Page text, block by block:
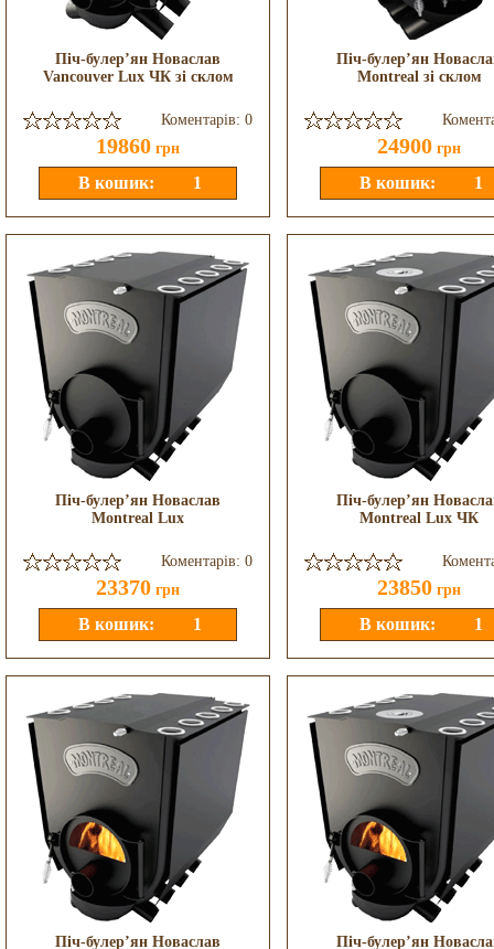
Піч-булер’ян Новаслав
Vancouver Lux ЧК зі склом
Коментарів: 0
19860 грн
Піч-булер’ян
Montreal зі склом
24900 грн
Піч-булер’ян Новаслав
Montreal Lux
Коментарів: 0
23370 грн
Піч-булер’ян
Montreal Lux ЧК
23850 грн
Піч-булер’ян Новаслав
Піч-булер’ян